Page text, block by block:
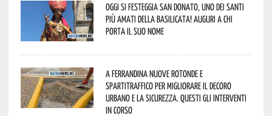
Oggi si festeggia San Donato, uno dei Santi
più amati della Basilicata! Auguri a chi
porta il suo nome
A Ferrandina nuove rotonde e
spartitraffico per migliorare il decoro
urbano e la sicurezza. Questi gli interventi
in corso